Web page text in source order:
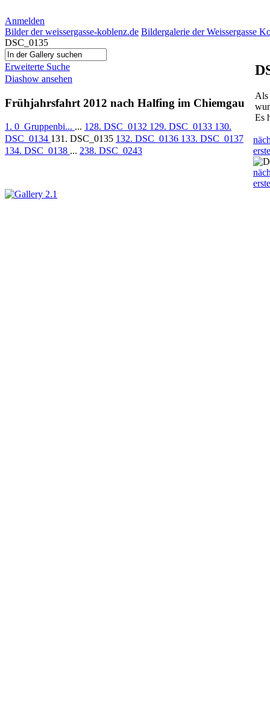
Anmelden
Bilder der weissergasse-koblenz.de Bildergalerie der Weissergasse
DSC_0135
Erweiterte Suche
Diashow ansehen
Frühjahrsfahrt 2012 nach Halfing im Chiemgau
1. 0_Gruppenbi... ... 128. DSC_0132 129. DSC_0133 130.
DSC_0134 131. DSC_0135 132. DSC_0136 133. DSC_0137
134. DSC_0138 ... 238. DSC_0243
Als
Es
erste
erste